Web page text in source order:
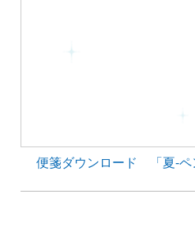
便箋ダウンロード 「夏-ペ